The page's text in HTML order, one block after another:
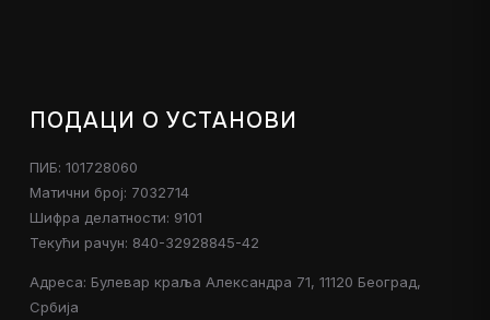
ПОДАЦИ О УСТАНОВИ
ПИБ: 101728060
Матични број: 7032714
Шифра делатности: 9101
Текући рачун: 840-32928845-42
Адреса: Булевар краља Александра 71, 11120 Београд,
Србија